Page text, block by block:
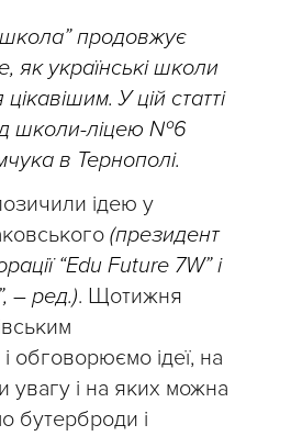
продовжує
як українські школи
У цій статті
школи-ліцею №6
в Тернополі.
ідею у
(президент
“Edu Future 7W” і
– ред.). Щотижня
обговорюємо ідеї, на
увагу і на яких можна
бутерброди і